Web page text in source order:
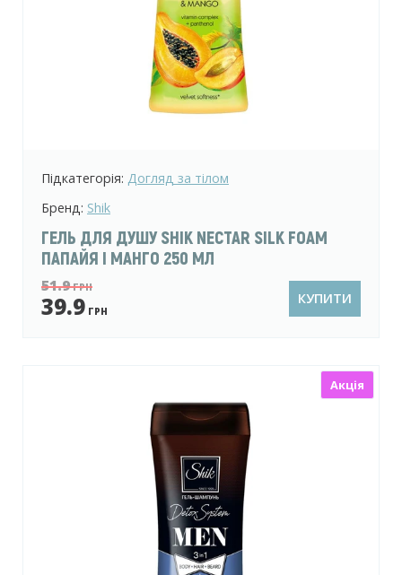
Підкатегорія: Догляд за тілом
Бренд: Shik
ГЕЛЬ ДЛЯ ДУШУ SHIK NECTAR SILK FOAM
ПАПАЙЯ І МАНГО 250 МЛ
51.9ГРН
39.9 ГРН
КУПИТИ
Акція